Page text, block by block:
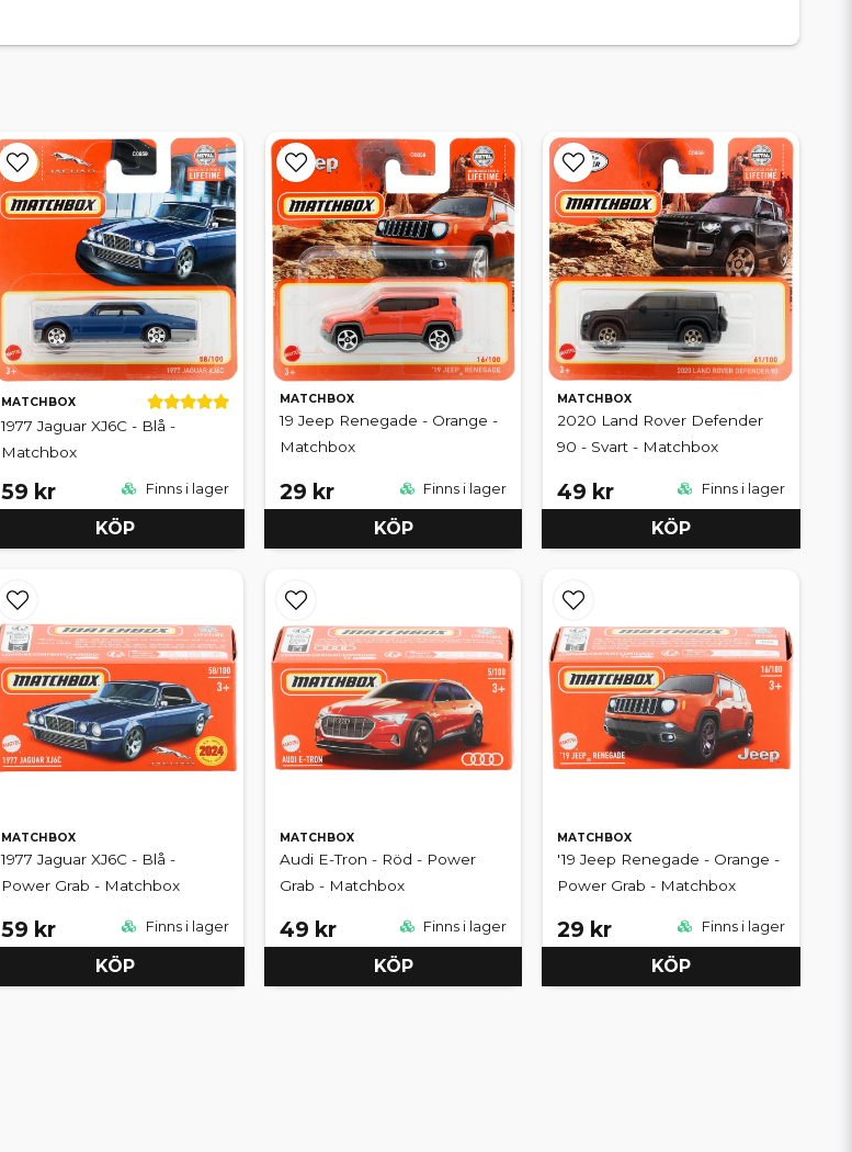
MATCHBOX
1977 Jaguar XJ6C - Blå -
Matchbox
59 kr Finns i lager
KÖP
MATCHBOX
19 Jeep Renegade - Orange -
Matchbox
29 kr Finns i lager
KÖP
MATCHBOX
2020 Land Rover Defender
90 - Svart - Matchbox
49 kr Finns i lager
KÖP
MATCHBOX
1977 Jaguar XJ6C - Blå -
Power Grab - Matchbox
59 kr Finns i lager
KÖP
MATCHBOX
Audi E-Tron - Röd - Power
Grab - Matchbox
49 kr Finns i lager
KÖP
MATCHBOX
'19 Jeep Renegade - Orange -
Power Grab - Matchbox
29 kr Finns i lager
KÖP